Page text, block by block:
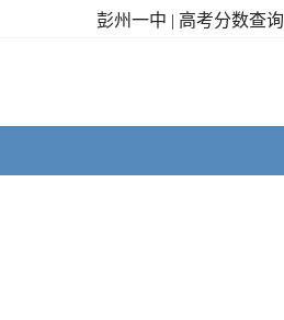
彭州一中 | 高考分数查询